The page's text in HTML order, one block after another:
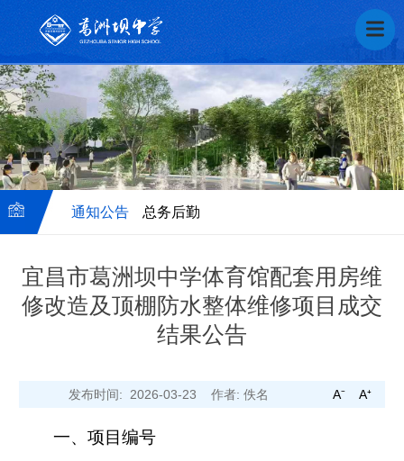
通知公告 总务后勤
宜昌市葛洲坝中学体育馆配套用房维
修改造及顶棚防水整体维修项目成交
结果公告
发布时间: 2026-03-23 作者: 佚名 A⁺
A⁻
一、项目编号